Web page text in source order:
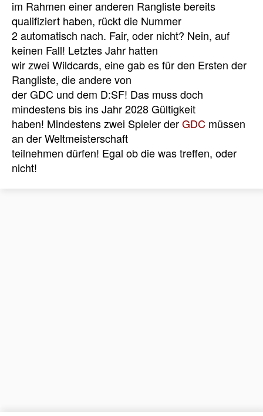
im Rahmen einer anderen Rangliste bereits
qualifiziert haben, rückt die Nummer
2 automatisch nach. Fair, oder nicht? Nein, auf
keinen Fall! Letztes Jahr hatten
wir zwei Wildcards, eine gab es für den Ersten der
Rangliste, die andere von
der GDC und dem D:SF! Das muss doch
mindestens bis ins Jahr 2028 Gültigkeit
haben! Mindestens zwei Spieler derGDC müssen
an der Weltmeisterschaft
teilnehmen dürfen! Egal ob die was treffen, oder
nicht!